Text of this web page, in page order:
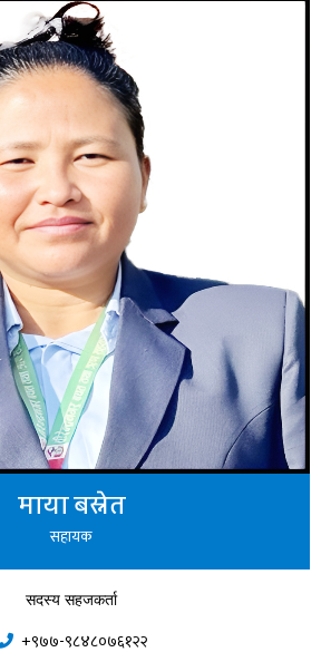
माया बस्नेत
सहायक
सदस्य सहजकर्ता
+९७७-९८४८०७६१२२